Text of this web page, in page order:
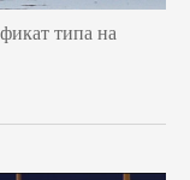
типа на